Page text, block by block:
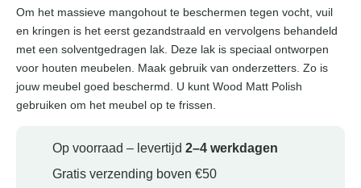
Om het massieve mangohout te beschermen tegen vocht, vuil
en kringen is het eerst gezandstraald en vervolgens behandeld
met een solventgedragen lak. Deze lak is speciaal ontworpen
voor houten meubelen. Maak gebruik van onderzetters. Zo is
jouw meubel goed beschermd. U kunt Wood Matt Polish
gebruiken om het meubel op te frissen.
Op voorraad – levertijd 2–4 werkdagen
Gratis verzending boven €50